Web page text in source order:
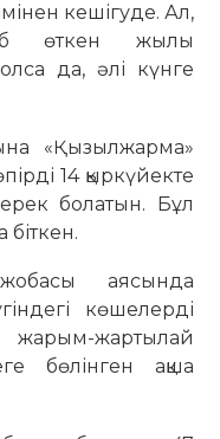
кешігуде. Ал,
өткен жылы
да, әлі күнге
«Қызылжарма»
14 қыркүйекте
болатын. Бұл
аясында
көшелерді
жарым-жартылай
бөлінген ақша